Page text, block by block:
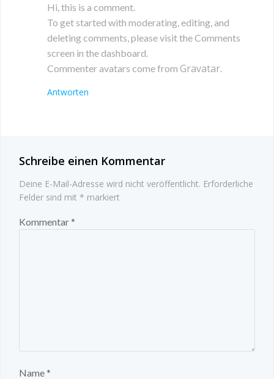
Hi, this is a comment.
To get started with moderating, editing, and
deleting comments, please visit the Comments
screen in the dashboard.
Commenter avatars come from Gravatar
Antworten
Schreibe einen Kommentar
Deine E-Mail-Adresse wird nicht veröffentlicht. Erforderliche
Felder sind mit * markiert
Kommentar*
Name*